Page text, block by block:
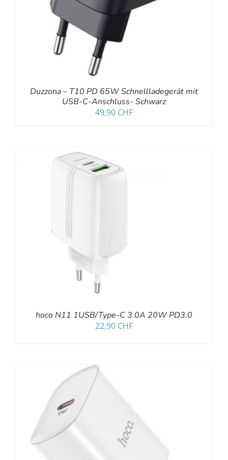
Duzzona – T10 PD 65W Schnellladegerät mit
USB-C-Anschluss- Schwarz
49,90 CHF
hoco N11 1USB/Type-C 3.0A 20W PD3.0
22,90 CHF